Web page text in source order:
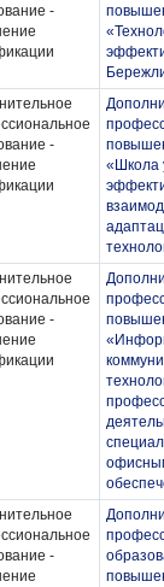
-
-
«Школа
-
-